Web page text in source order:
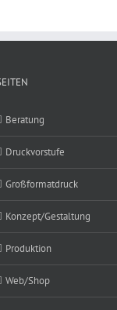
Beratung
Druckvorstufe
Großformatdruck
Konzept/Gestaltung
Produktion
Web/Shop